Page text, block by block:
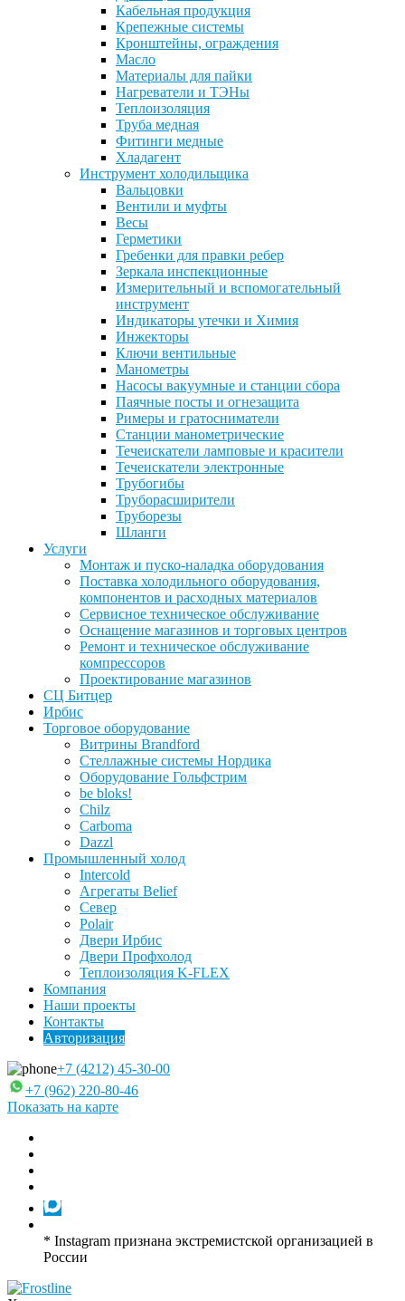
Кабельная продукция
Крепежные системы
Кронштейны, ограждения
Масло
Материалы для пайки
Нагреватели и ТЭНы
Теплоизоляция
Труба медная
Фитинги медные
Хладагент
Инструмент холодильщика
Вальцовки
Вентили и муфты
Весы
Герметики
Гребенки для правки ребер
Зеркала инспекционные
Измерительный и вспомогательный
инструмент
Индикаторы утечки и Химия
Инжекторы
Ключи вентильные
Манометры
Насосы вакуумные и станции сбора
Паячные посты и огнезащита
Римеры и гратосниматели
Станции манометрические
Течеискатели ламповые и красители
Течеискатели электронные
Трубогибы
Труборасширители
Труборезы
Шланги
Услуги
Монтаж и пуско-наладка оборудования
Поставка холодильного оборудования,
компонентов и расходных материалов
Сервисное техническое обслуживание
Оснащение магазинов и торговых центров
Ремонт и техническое обслуживание
компрессоров
Проектирование магазинов
СЦ Битцер
Ирбис
Торговое оборудование
Витрины Brandford
Стеллажные системы Нордика
Оборудование Гольфстрим
be bloks!
Chilz
Carboma
Dazzl
Промышленный холод
Intercold
Агрегаты Belief
Север
Polair
Двери Ирбис
Двери Профхолод
Теплоизоляция K-FLEX
Компания
Наши проекты
Контакты
Авторизация
+7 (4212) 45-30-00
+7 (962) 220-80-46
Показать на карте
* Instagram признана экстремистской организацией в
России